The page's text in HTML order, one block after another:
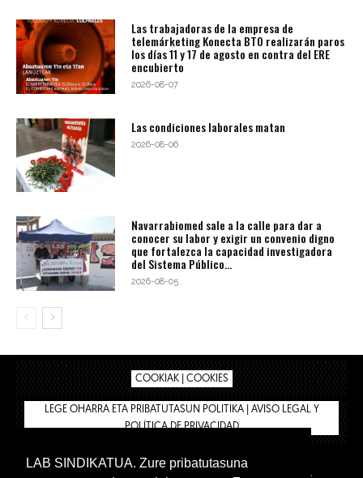
Las trabajadoras de la empresa de
telemárketing Konecta BTO realizarán paros
los días 11 y 17 de agosto en contra del ERE
encubierto
2026-08-07
Las condiciones laborales matan
2026-08-06
Navarrabiomed sale a la calle para dar a
conocer su labor y exigir un convenio digno
que fortalezca la capacidad investigadora
del Sistema Público...
2026-08-05
COOKIAK | COOKIES
LEGE OHARRA ETA PRIBATUTASUN POLITIKA | AVISO LEGAL Y
POLÍTICA DE PRIVACIDAD
BIZILAN.EUS TIENDA
LAB SINDIKATUA. Zure pribatutasuna